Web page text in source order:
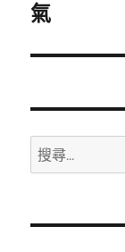
一
文
氣
搜
尋
鍵